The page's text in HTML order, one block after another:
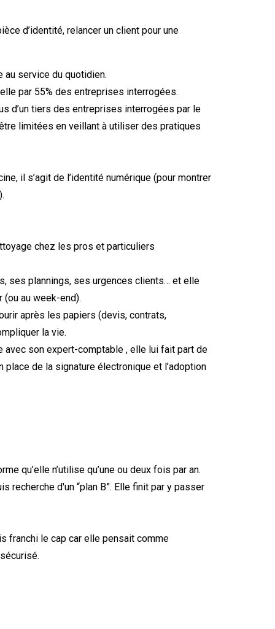
d’identité, relancer un client pour une
au service du quotidien.
par 55% des entreprises interrogées.
d’un tiers des entreprises interrogées par le
limitées en veillant à utiliser des pratiques
il s’agit de l’identité numérique (pour montrer
chez les pros et particuliers
ses plannings, ses urgences clients… et elle
au week-end).
après les papiers (devis, contrats,
la vie.
avec son expert-comptable , elle lui fait part de
de la signature électronique et l’adoption
qu’elle n’utilise qu’une ou deux fois par an.
recherche d'un “plan B”. Elle finit par y passer
franchi le cap car elle pensait comme